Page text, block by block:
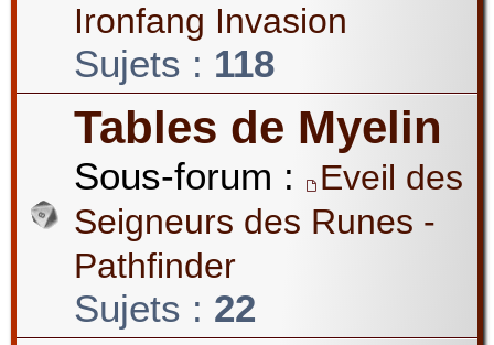
Ironfang Invasion
Sujets : 118
Tables de Myelin
Sous-forum :
Eveil des
Seigneurs des Runes -
Pathfinder
Sujets : 22